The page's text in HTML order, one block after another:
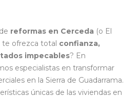
reformas en Cerceda (o El
te ofrezca total confianza,
impecables? En
especialistas en transformar
en la Sierra de Guadarrama.
únicas de las viviendas en